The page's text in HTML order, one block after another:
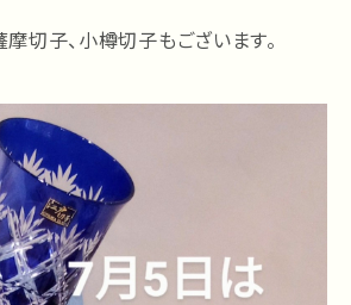
切子、小樽切子もございます。